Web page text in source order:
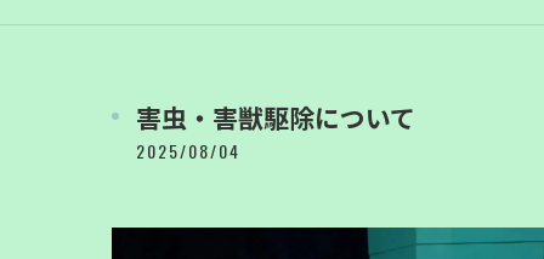
害虫・害獣駆除について
2025/08/04